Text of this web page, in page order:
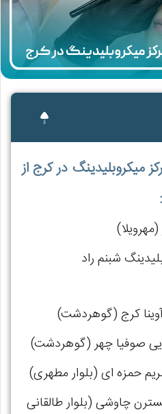
مرکز میکروبلیدینگ در کرج از
شبنم راد
کرج (گوهردشت)
صوفیا چهر (گوهردشت)
حمزه ای (بلوار مطهری)
چاوشی (بلوار طالقانی